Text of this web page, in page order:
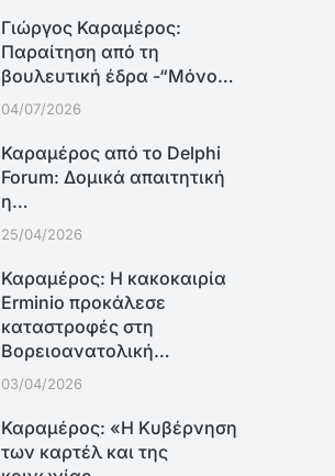
Γιώργος Καραμέρος:
Παραίτηση από τη
βουλευτική έδρα -“Μόνο…
04/07/2026
Καραμέρος από το Delphi
Forum: Δομικά απαιτητική
η…
25/04/2026
Καραμέρος: Η κακοκαιρία
Erminio προκάλεσε
καταστροφές στη
Βορειοανατολική…
03/04/2026
Καραμέρος: «Η Κυβέρνηση
των καρτέλ και της